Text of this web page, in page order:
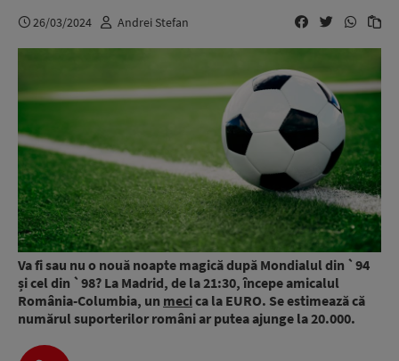
26/03/2024 Andrei Stefan
Va fi sau nu o nouă noapte magică după Mondialul din `94
și cel din `98? La Madrid, de la 21:30, începe amicalul
România-Columbia, un mecica la EURO. Se estimează că
numărul suporterilor români ar putea ajunge la 20.000.